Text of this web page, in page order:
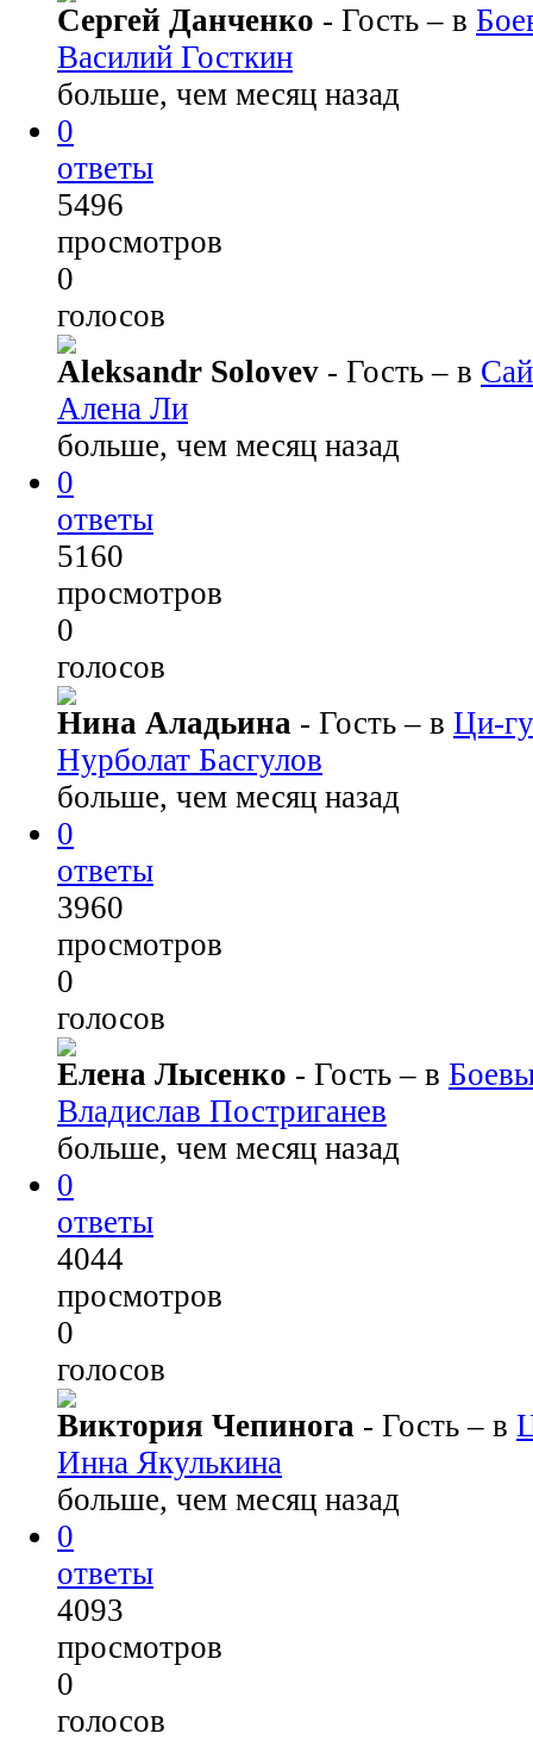
Сергей Данченко - Гость– в
Василий Госткин
больше, чем месяц назад
0
ответы
5496
просмотров
0
голосов
Aleksandr Solovev - Гость– в
Алена Ли
больше, чем месяц назад
0
ответы
5160
просмотров
0
голосов
Нина Аладьина - Гость– в Ци-
Нурболат Басгулов
больше, чем месяц назад
0
ответы
3960
просмотров
0
голосов
Елена Лысенко - Гость– в
Владислав Постриганев
больше, чем месяц назад
0
ответы
4044
просмотров
0
голосов
Виктория Чепинога - Гость– в
Инна Якулькина
больше, чем месяц назад
0
ответы
4093
просмотров
0
голосов